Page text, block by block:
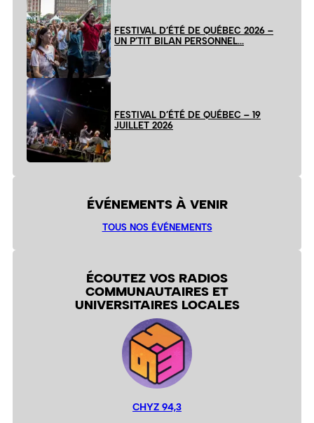
FESTIVAL D’ÉTÉ DE QUÉBEC 2026 –
UN P’TIT BILAN PERSONNEL…
FESTIVAL D’ÉTÉ DE QUÉBEC – 19
JUILLET 2026
ÉVÉNEMENTS À VENIR
TOUS NOS ÉVÉNEMENTS
ÉCOUTEZ VOS RADIOS
COMMUNAUTAIRES ET
UNIVERSITAIRES LOCALES
CHYZ 94,3